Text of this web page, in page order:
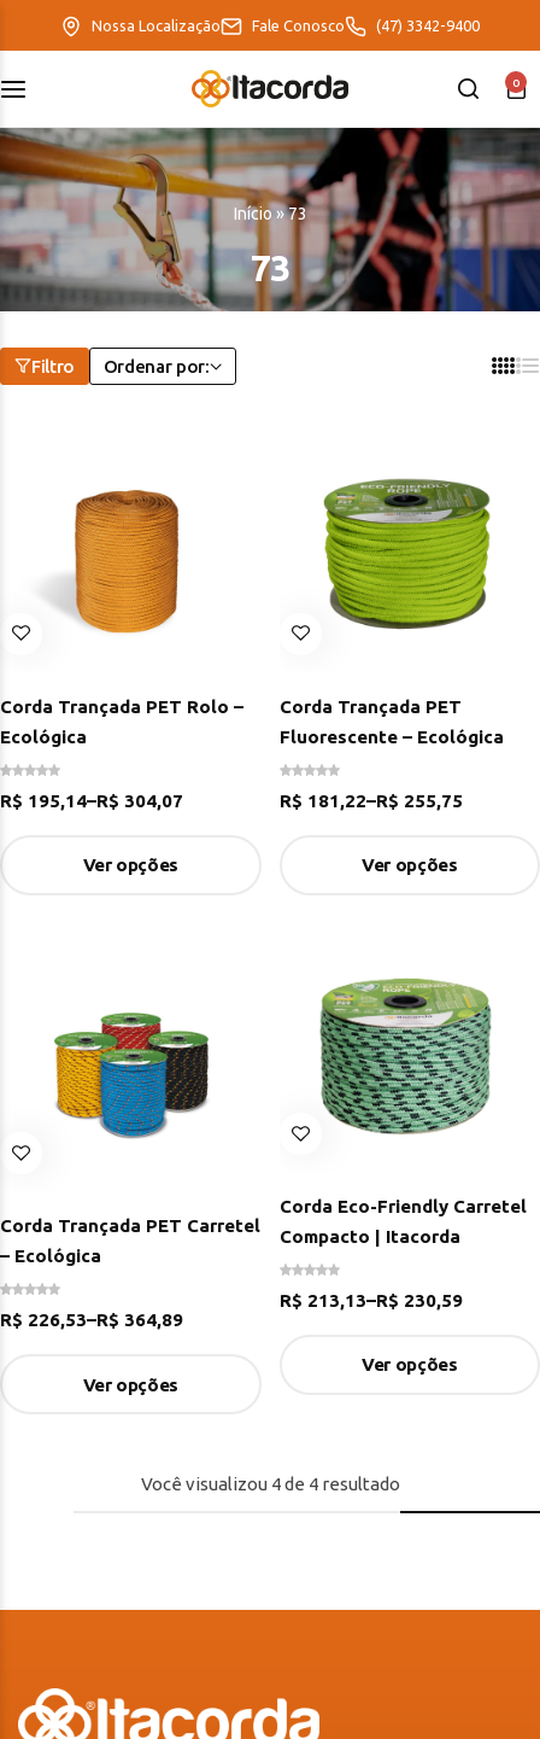
Nossa Localização Fale Conosco (47) 3342-9400
0
Início »73
73
Filtro Ordenar por:
Corda Trançada PET Rolo –
Ecológica
R$ 195,14–R$ 304,07
Ver opções
Corda Trançada PET
Fluorescente – Ecológica
R$ 181,22–R$ 255,75
Ver opções
Corda Trançada PET Carretel
– Ecológica
R$ 226,53–R$ 364,89
Ver opções
Corda Eco-Friendly Carretel
Compacto | Itacorda
R$ 213,13–R$ 230,59
Ver opções
Você visualizou 4de 4 resultado
EcoFriendly
ItaMaxx